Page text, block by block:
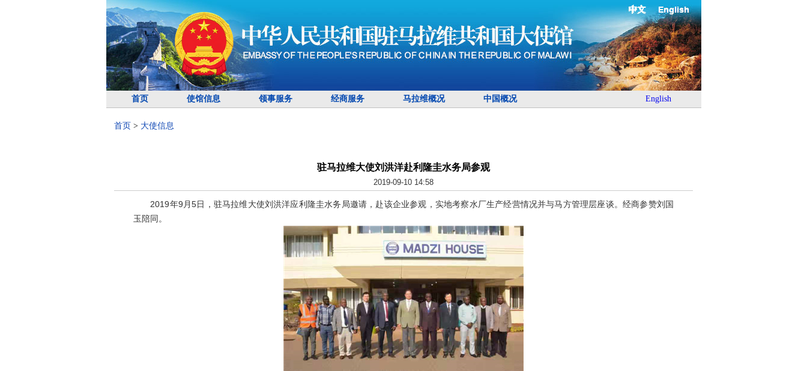
English
中文
首页 使馆信息 领事服务 经商服务 马拉维概况 中国概况 English
首页 > 大使信息
驻马拉维大使刘洪洋赴利隆圭水务局参观
2019-09-10 14:58
2019年9月5日，驻马拉维大使刘洪洋应利隆圭水务局邀请，赴该企业参观，实地考察水厂生产经营情况并与马方管理层座谈。经商参赞刘国
玉陪同。